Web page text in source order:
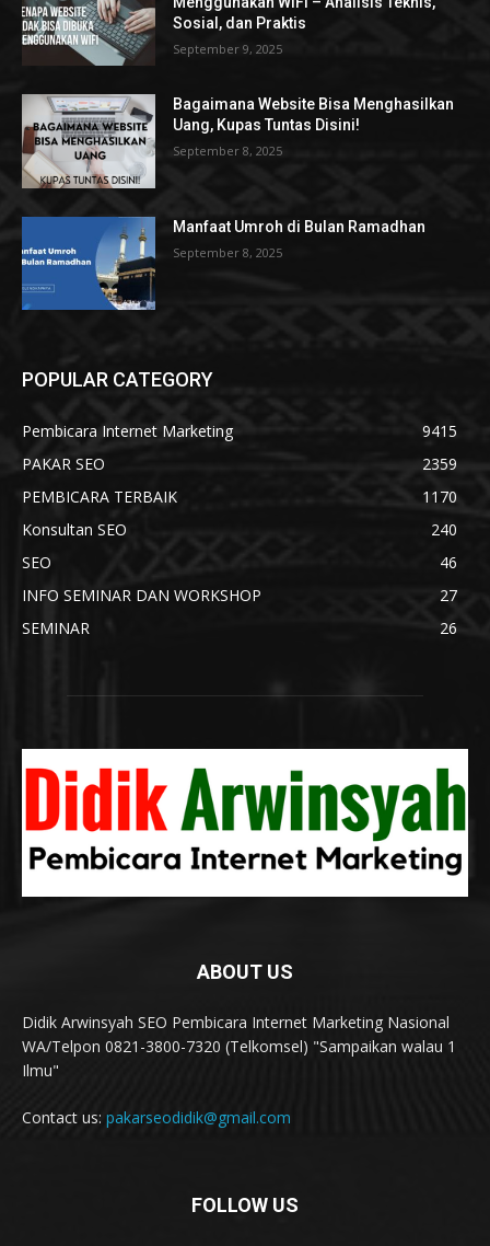
Sosial, dan Praktis
September 9, 2025
Bagaimana Website Bisa Menghasilkan
Uang, Kupas Tuntas Disini!
September 8, 2025
Manfaat Umroh di Bulan Ramadhan
September 8, 2025
POPULAR CATEGORY
Pembicara Internet Marketing
9415
PAKAR SEO
2359
PEMBICARA TERBAIK
1170
Konsultan SEO
240
SEO
46
INFO SEMINAR DAN WORKSHOP
27
SEMINAR
26
ABOUT US
Didik Arwinsyah SEO Pembicara Internet Marketing Nasional
WA/Telpon 0821-3800-7320 (Telkomsel) "Sampaikan walau 1
Ilmu"
Contact us: pakarseodidik@gmail.com
FOLLOW US